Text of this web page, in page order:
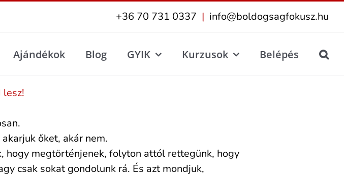
+36 70 731 0337 | info@boldogsagfokusz.hu
Ajándékok Blog GYIK Kurzusok Belépés
őket, akár nem.
hogy megtörténjenek, folyton attól rettegünk, hogy
csak sokat gondolunk rá. És azt mondjuk,